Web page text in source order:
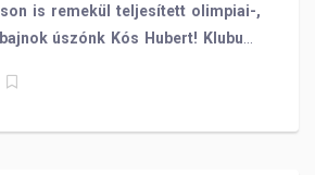
is remekül teljesített olimpiai-,
úszónk Kós Hubert! Klubunk
fő számaiban, háton! Nem